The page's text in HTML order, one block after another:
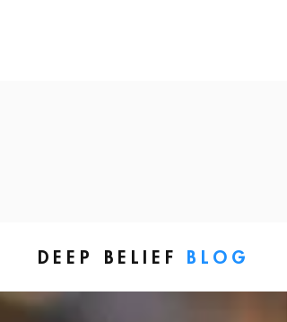
DEEP BELIEF BLOG